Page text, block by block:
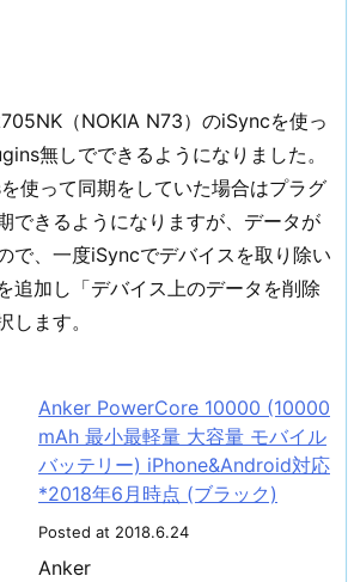
（NOKIA N73）のiSyncを使っ
無しでできるようになりました。
使って同期をしていた場合はプラグ
できるようになりますが、データが
で、一度iSyncでデバイスを取り除い
追加し「デバイス上のデータを削除
します。
Anker PowerCore 10000 (10000
mAh 最小最軽量 大容量 モバイル
バッテリー) iPhone&Android対応
*2018年6月時点 (ブラック)
Posted at 2018.6.24
Anker